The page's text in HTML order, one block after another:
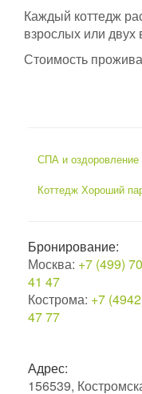
Каждый коттедж
взрослых или двух
Стоимость
СПА и оздоровление
Коттедж Хороший
Бронирование:
Москва: +7 (499)
41 47
Кострома: +7
47 77
Адрес:
156539,